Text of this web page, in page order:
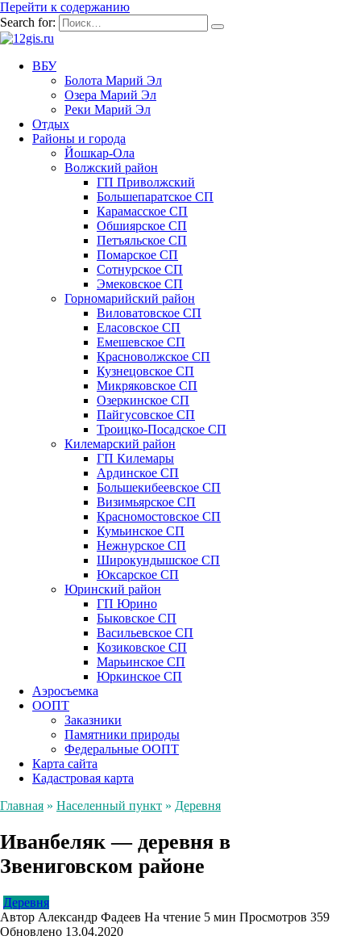
Перейти к содержанию
Search for:
ВБУ
Болота Марий Эл
Озера Марий Эл
Реки Марий Эл
Отдых
Районы и города
Йошкар-Ола
Волжский район
ГП Приволжский
Большепаратское СП
Карамасское СП
Обшиярское СП
Петъяльское СП
Помарское СП
Сотнурское СП
Эмековское СП
Горномарийский район
Виловатовское СП
Еласовское СП
Емешевское СП
Красноволжское СП
Кузнецовское СП
Микряковское СП
Озеркинское СП
Пайгусовское СП
Троицко-Посадское СП
Килемарский район
ГП Килемары
Ардинское СП
Большекибеевское СП
Визимьярское СП
Красномостовское СП
Кумьинское СП
Нежнурское СП
Широкундышское СП
Юксарское СП
Юринский район
ГП Юрино
Быковское СП
Васильевское СП
Козиковское СП
Марьинское СП
Юркинское СП
Аэросъемка
ООПТ
Заказники
Памятники природы
Федеральные ООПТ
Карта сайта
Кадастровая карта
Главная » Населенный пункт » Деревня
Иванбеляк — деревня в
Звениговском районе
Деревня
Автор Александр Фадеев На чтение 5 мин Просмотров 359
Обновлено 13.04.2020